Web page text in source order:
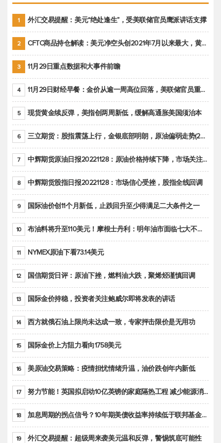
1 外汇交易提醒：美元“绝处逢生”，受美联储官员鹰派讲话支撑
2 CFTC商品持仓解读：美元净空头创2021年7月以来最大，黄金期货投机性净多头头寸减少
3 11月29日重点数据和大事件前瞻
4 11月29日财经早餐：金价从逾一周高位回落，美联储官员重申鹰派立场推动美元回升
5 现货黄金续反弹，美指创两周新低，缓解高通胀美国须治本
6 三立期货：股指震荡上行，金银底部明朗，原油偏弱走势(20221128收评)
7 中辉期货原油日报20221128：原油价格持续下降，市场关注OPEC+新一轮产能政策
8 中辉期货股指日报20221128：市场信心受挫，股指全线回调
9 国际油价创11个月新低，止跌回升至少得满足二大条件之一
10 布油料将升至110美元！摩根士丹利：明年油市面临七大不确定性
11 NYMEX原油下看73.14美元
12 国信期货日评：原油下挫，燃料油大跌，聚烯烃谨慎回调
13 国际金价持稳，投资者关注鲍威尔即将发表的讲话
14 西方就俄石油上限尚未达成一致，专家抨击限价是无用功
15 国际金价上方阻力看向1758美元
16 美原油交易策略：疫情担忧情绪升温，油价跌创年内新低
17 努力节能！英国拟启动10亿英镑的家庭隔热工程 减少能源消耗
18 加息周期的拐点信号？10年期美债收益率持续低于联邦基金利率目标区间
19 外汇交易提醒：超级周来袭美元温和反弹，警惕筑底可能性